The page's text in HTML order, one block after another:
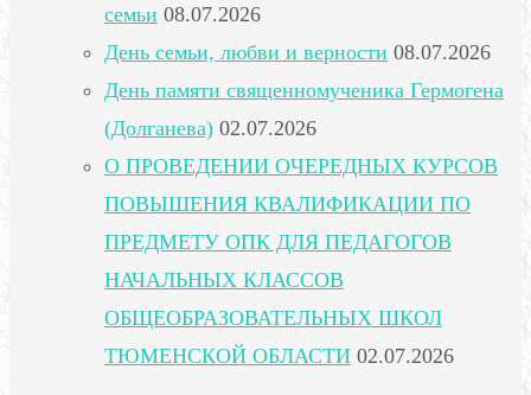
семьи 08.07.2026
День семьи, любви и верности 08.07.2026
День памяти священномученика Гермогена
(Долганева) 02.07.2026
О ПРОВЕДЕНИИ ОЧЕРЕДНЫХ КУРСОВ
ПОВЫШЕНИЯ КВАЛИФИКАЦИИ ПО
ПРЕДМЕТУ ОПК ДЛЯ ПЕДАГОГОВ
НАЧАЛЬНЫХ КЛАССОВ
ОБЩЕОБРАЗОВАТЕЛЬНЫХ ШКОЛ
ТЮМЕНСКОЙ ОБЛАСТИ 02.07.2026